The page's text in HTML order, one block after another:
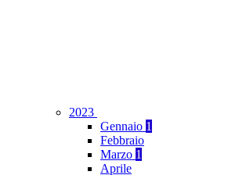
2023
Gennaio 1
Febbraio
Marzo 1
Aprile